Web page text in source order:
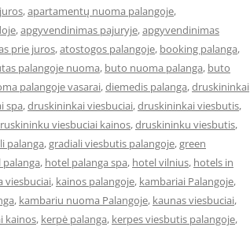
,apartamentų nuoma palangoje,
,apgyvendinimas pajuryje,apgyvendinimas
prie juros,atostogos palangoje, booking palanga,
palangoje nuoma, buto nuoma palanga, buto
palangoje vasarai,diemedis palanga,druskininkai
spa,druskininkai viesbuciai,druskininkai viesbutis,
viesbuciai kainos,druskininku viesbutis,
palanga,gradiali viesbutis palangoje,green
, hotel palanga spa, hotel vilnius, hotels in
viesbuciai, kainos palangoje, kambariai Palangoje,
, kambariu nuoma Palangoje, kaunas viesbuciai,
kainos, kerpė palanga, kerpes viesbutis palangoje,